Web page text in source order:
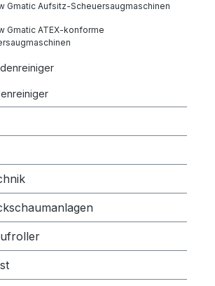
Gmatic Aufsitz-Scheuersaugmaschinen
Gmatic ATEX-konforme